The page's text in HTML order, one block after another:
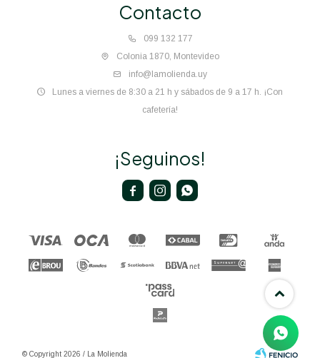
Contacto
099 132 177
Colonia 1870, Montevideo
info@lamolienda.uy
Lunes a viernes de 8:30 a 21 h y sábados de 9 a 17 h. ¡Con
cafetería!
¡Seguinos!
  
© Copyright 2026 / La Molienda